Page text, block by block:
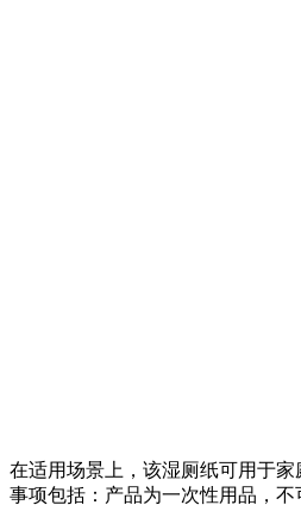
在适用场景上，该湿厕纸可用于
事项包括：产品为一次性用品，